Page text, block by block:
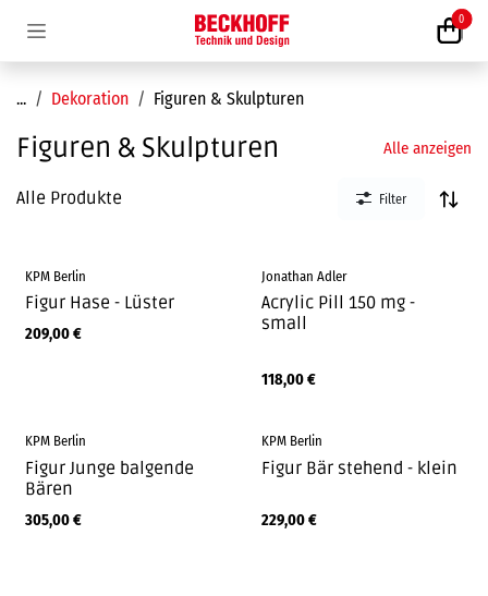
0
... Dekoration Figuren & Skulpturen
Figuren & Skulpturen Alle anzeigen
Filter
Alle Produkte
KPM Berlin
Figur Hase - Lüster
209,00€
Jonathan Adler
Acrylic Pill 150 mg -
small
118,00€
KPM Berlin
Figur Junge balgende
Bären
305,00€
KPM Berlin
Figur Bär stehend - klein
229,00€